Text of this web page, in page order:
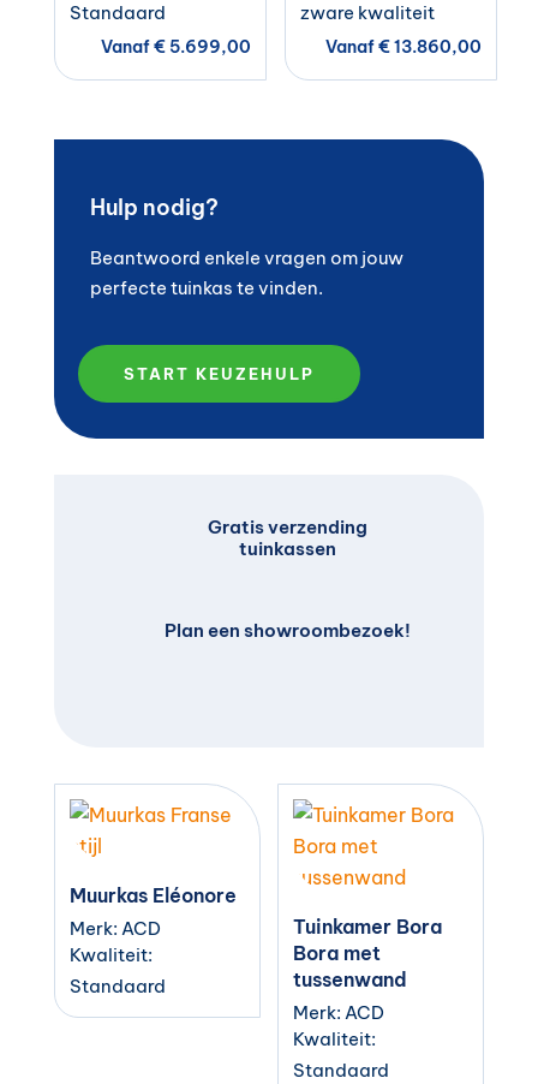
Standaard
Vanaf€5.699,00
zware kwaliteit
Vanaf€13.860,00
Hulp nodig?
Beantwoord enkele vragen om jouw
perfecte tuinkas te vinden.
START KEUZEHULP
Gratis verzending
tuinkassen
Plan een showroombezoek!
Muurkas Eléonore
Merk: ACD
Kwaliteit:
Standaard
Tuinkamer Bora
Bora met
tussenwand
Merk: ACD
Kwaliteit:
Standaard